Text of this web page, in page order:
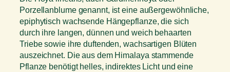
Porzellanblume genannt, ist eine außergewöhnliche,
epiphytisch wachsende Hängepflanze, die sich
durch ihre langen, dünnen und weich behaarten
Triebe sowie ihre duftenden, wachsartigen Blüten
auszeichnet. Die aus dem Himalaya stammende
Pflanze benötigt helles, indirektes Licht und eine